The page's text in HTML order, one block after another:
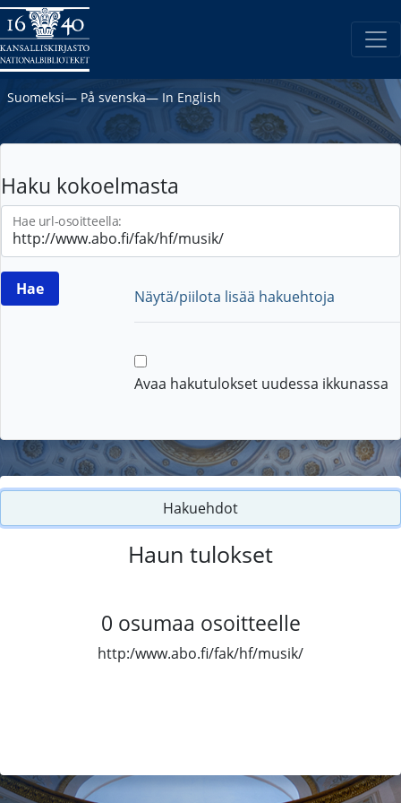
Suomeksi― På svenska― In English
Haku kokoelmasta
Hae url-osoitteella:
Näytä/piilota lisää hakuehtoja
Avaa hakutulokset uudessa ikkunassa
Hakuehdot
Haun tulokset
0 osumaa osoitteelle
http:/www.abo.fi/fak/hf/musik/